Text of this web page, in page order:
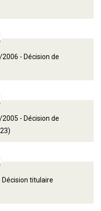
- Décision de
- Décision de
titulaire